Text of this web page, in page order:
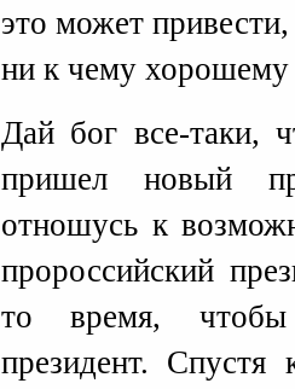
это может
ни к чему хорошему
Дай бог все-таки,
пришел новый
отношусь к
пророссийский
то время, чтобы
президент.